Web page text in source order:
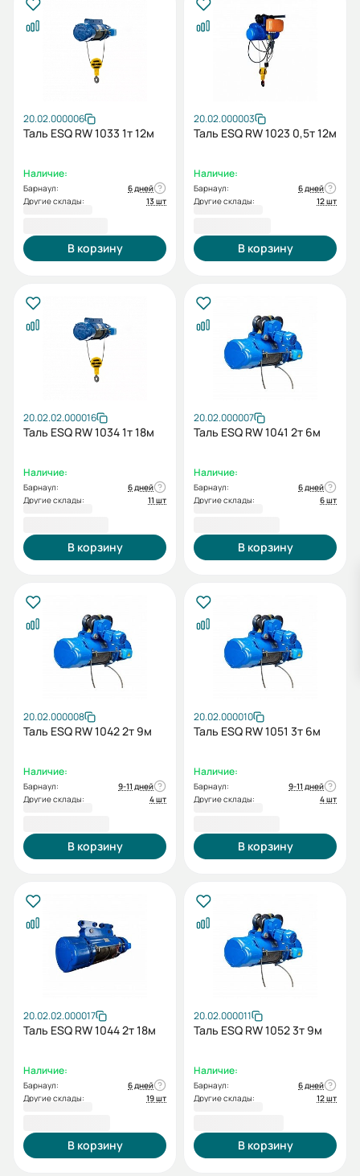
20.02.000006
Таль ESQ RW 1033 1т 12м
Наличие:
Барнаул:
6 дней
Другие склады:
13 шт
В корзину
20.02.000003
Таль ESQ RW 1023 0,5т 12м
Наличие:
Барнаул:
6 дней
Другие склады:
12 шт
В корзину
20.02.02.000016
Таль ESQ RW 1034 1т 18м
Наличие:
Барнаул:
6 дней
Другие склады:
11 шт
В корзину
20.02.000007
Таль ESQ RW 1041 2т 6м
Наличие:
Барнаул:
6 дней
Другие склады:
6 шт
В корзину
20.02.000008
Таль ESQ RW 1042 2т 9м
Наличие:
Барнаул:
9-11 дней
Другие склады:
4 шт
В корзину
20.02.000010
Таль ESQ RW 1051 3т 6м
Наличие:
Барнаул:
9-11 дней
Другие склады:
4 шт
В корзину
20.02.02.000017
Таль ESQ RW 1044 2т 18м
Наличие:
Барнаул:
6 дней
Другие склады:
19 шт
В корзину
20.02.000011
Таль ESQ RW 1052 3т 9м
Наличие:
Барнаул:
6 дней
Другие склады:
12 шт
В корзину